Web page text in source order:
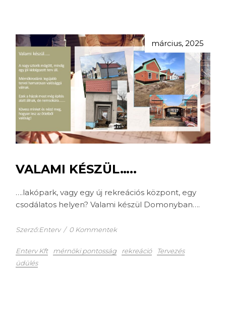
március, 2025
VALAMI KÉSZÜL…..
….lakópark, vagy egy új rekreációs központ, egy
csodálatos helyen? Valami készül Domonyban….
Szerző:Enterv / 0 Kommentek
Enterv Kft mérnöki pontosság rekreáció
Tervezés
üdülés